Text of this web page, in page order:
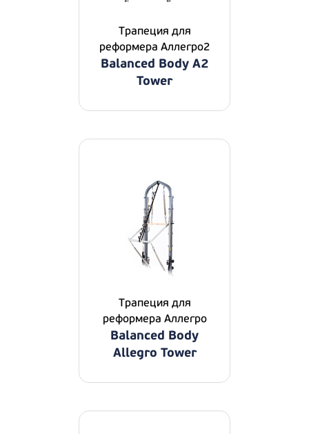
Трапеция для
реформера Аллегро2
Balanced Body A2
Tower
Трапеция для
реформера Аллегро
Balanced Body
Allegro Tower